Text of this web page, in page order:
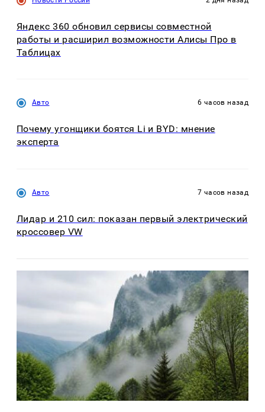
Яндекс 360 обновил сервисы совместной
работы и расширил возможности Алисы Про в
Таблицах
Авто 6 часов назад
Почему угонщики боятся Li и BYD: мнение
эксперта
Авто 7 часов назад
Лидар и 210 сил: показан первый электрический
кроссовер VW